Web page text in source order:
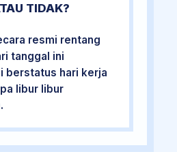
TIDAK?
resmi rentang
tanggal ini
berstatus hari kerja
libur libur